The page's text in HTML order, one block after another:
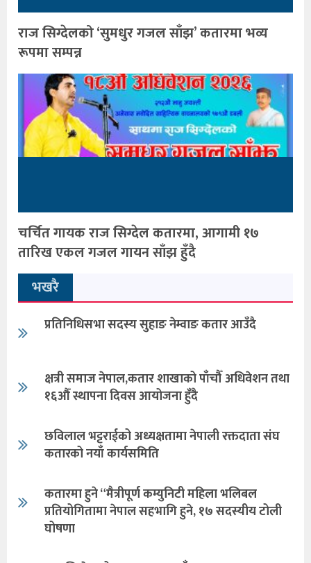
राज सिग्देलको ‘सुमधुर गजल साँझ’ कतारमा भव्य
रूपमा सम्पन्न
चर्चित गायक राज सिग्देल कतारमा, आगामी १७
तारिख एकल गजल गायन साँझ हुँदै
भखरै
प्रतिनिधिसभा सदस्य सुहाङ नेम्वाङ कतार आउँदै
क्षत्री समाज नेपाल,कतार शाखाको पाँचौँ अधिवेशन तथा
१६औँ स्थापना दिवस आयोजना हुँदै
छविलाल भट्टराईको अध्यक्षतामा नेपाली रक्तदाता संघ
कतारको नयाँ कार्यसमिति
कतारमा हुने “मैत्रीपूर्ण कम्युनिटी महिला भलिबल
प्रतियोगितामा नेपाल सहभागि हुने, १७ सदस्यीय टोली
घोषणा